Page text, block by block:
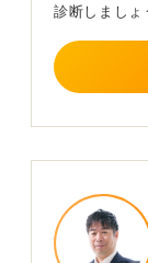
0
診断しましょ